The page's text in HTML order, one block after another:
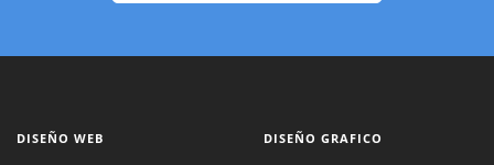
DISEÑO WEB DISEÑO GRAFICO